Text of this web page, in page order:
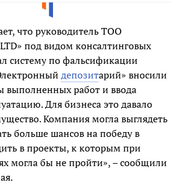
что руководитель ТОО
под видом консалтинговых
систему по фальсификации
депозитарий» вносили
выполненных работ и ввода
Для бизнеса это давало
Компания могла выглядеть
больше шансов на победу в
в проекты, к которым при
могла бы не пройти», – сообщили